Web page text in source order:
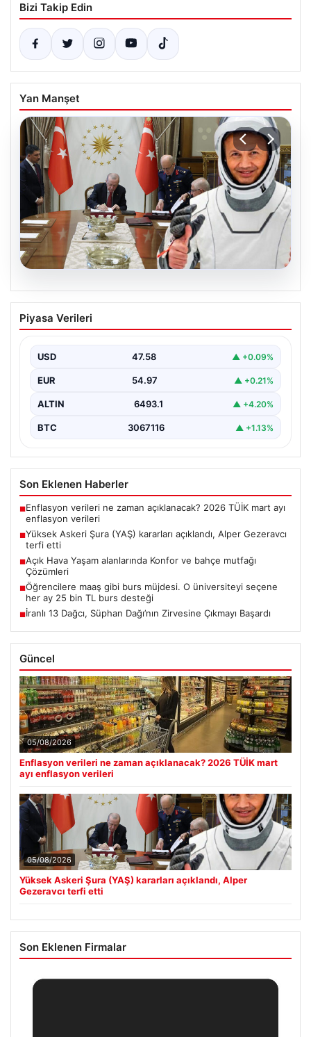
Bizi Takip Edin
Yan Manşet
05.08.2026
Yüksek Askeri Şura (YAŞ) kararları
açıklandı, Alper Gezeravcı terfi etti
Piyasa Verileri
USD 47.58 ▲ +0.09%
EUR 54.97 ▲ +0.21%
ALTIN 6493.1 ▲ +4.20%
BTC 3067116 ▲ +1.13%
Son Eklenen Haberler
■Enflasyon verileri ne zaman açıklanacak? 2026 TÜİK mart ayı
enflasyon verileri
■Yüksek Askeri Şura (YAŞ) kararları açıklandı, Alper Gezeravcı
terfi etti
■Açık Hava Yaşam alanlarında Konfor ve bahçe mutfağı
Çözümleri
■Öğrencilere maaş gibi burs müjdesi. O üniversiteyi seçene
her ay 25 bin TL burs desteği
■İranlı 13 Dağcı, Süphan Dağı’nın Zirvesine Çıkmayı Başardı
Güncel
05/08/2026
Enflasyon verileri ne zaman açıklanacak? 2026 TÜİK mart
ayı enflasyon verileri
05/08/2026
Yüksek Askeri Şura (YAŞ) kararları açıklandı, Alper
Gezeravcı terfi etti
Son Eklenen Firmalar